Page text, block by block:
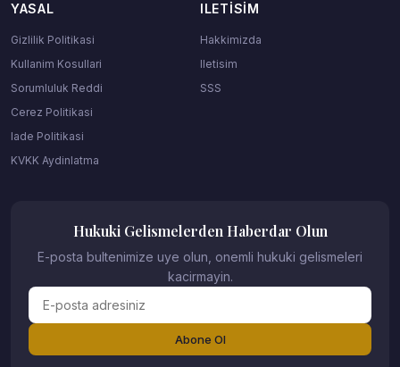
YASAL
Gizlilik Politikasi
Kullanim Kosullari
Sorumluluk Reddi
Cerez Politikasi
Iade Politikasi
KVKK Aydinlatma
ILETISIM
Hakkimizda
Iletisim
SSS
Hukuki Gelismelerden Haberdar Olun
E-posta bultenimize uye olun, onemli hukuki gelismeleri
kacirmayin.
Abone Ol